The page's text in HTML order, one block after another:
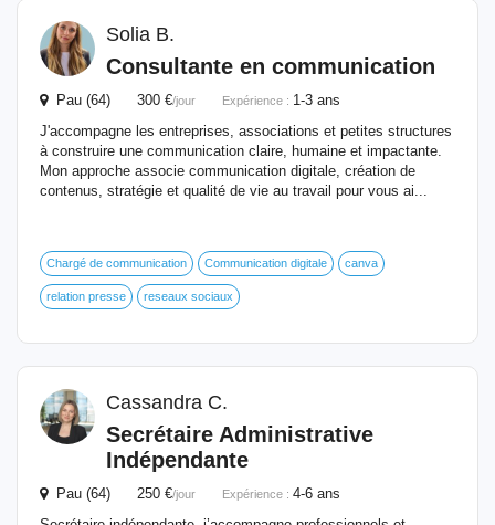
Solia B.
Consultante en communication
Pau (64) 300 €/jour Expérience : 1-3 ans
J'accompagne les entreprises, associations et petites structures
à construire une communication claire, humaine et impactante.
Mon approche associe communication digitale, création de
contenus, stratégie et qualité de vie au travail pour vous ai...
Chargé de communication Communication digitale canva
relation presse reseaux sociaux
Cassandra C.
Secrétaire Administrative
Indépendante
Pau (64) 250 €/jour Expérience : 4-6 ans